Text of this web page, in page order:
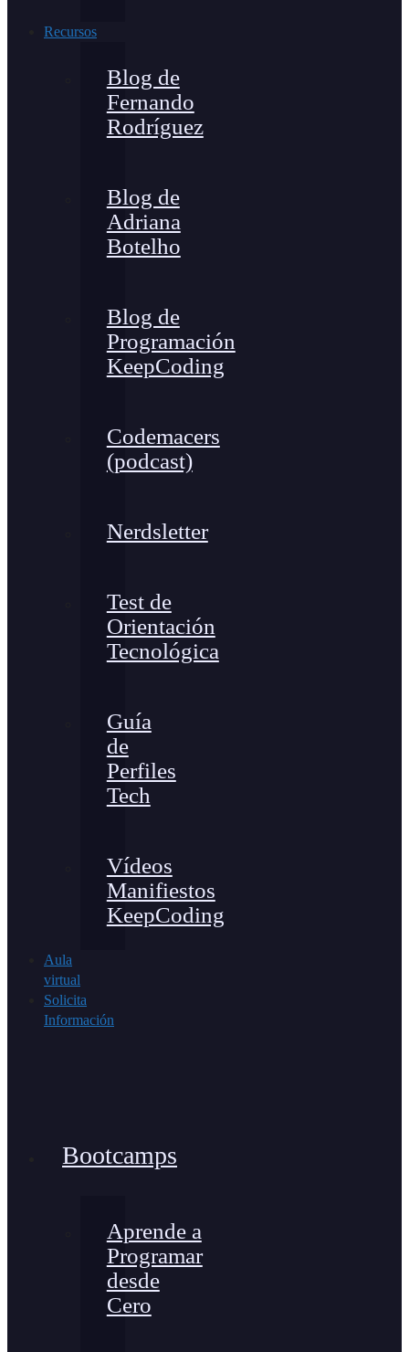
Recursos
Blog de
Fernando
Rodríguez
Blog de
Adriana
Botelho
Blog de
Programación
KeepCoding
Codemacers
(podcast)
Nerdsletter
Test de
Orientación
Tecnológica
Guía
de
Perfiles
Tech
Vídeos
Manifiestos
KeepCoding
Aula
virtual
Solicita
Información
Bootcamps
Aprende a
Programar
desde
Cero